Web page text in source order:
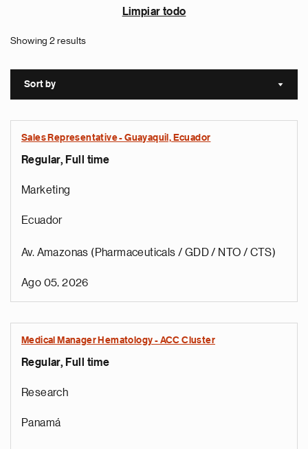
Limpiar todo
Showing 2 results
Sort by Sort
Sales Representative - Guayaquil, Ecuador
Regular, Full time
Marketing
Ecuador
Av. Amazonas (Pharmaceuticals / GDD / NTO / CTS)
Ago 05, 2026
Medical Manager Hematology - ACC Cluster
Regular, Full time
Research
Panamá